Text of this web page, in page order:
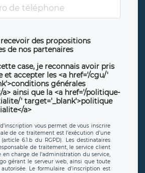
des propositions
de nos partenaires
case, je reconnais avoir pris
et accepter les <a href='/cgu/'
générales
ainsi que la <a href='/politique-
' target='_blank'>politique
a>
vous permet de vous inscrire
de ce traitement est l’exécution d’une
6.1.b du RGPD). Les destinataires
de traitement, le service client
charge de l’administration du service,
gérant le serveur web, ainsi que toute
Le formulaire d’inscription est